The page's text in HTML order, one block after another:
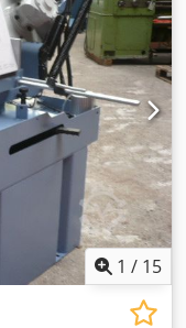
1 / 15